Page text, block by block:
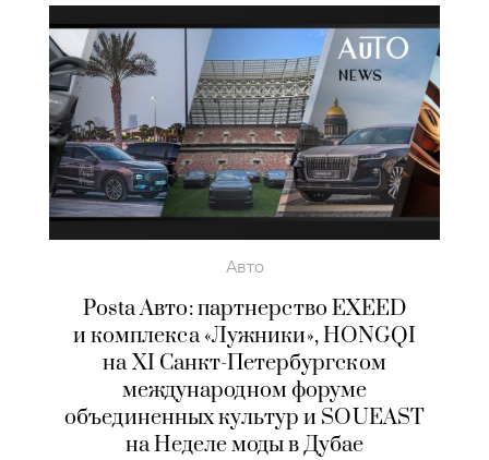
Авто
Posta Авто: партнерство EXEED
и комплекса «Лужники», HONGQI
на XI Санкт-Петербургском
международном форуме
объединенных культур и SOUEAST
на Неделе моды в Дубае